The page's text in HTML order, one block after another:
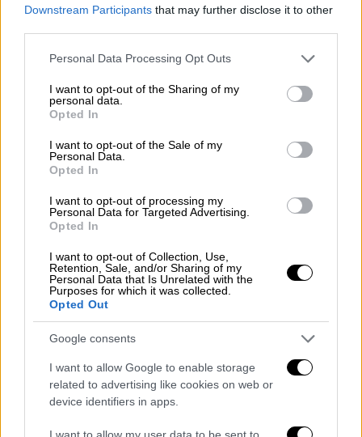
Downstream Participants that may further disclose it to other
Please note that this website/app uses one or more Google
not limited to your visit or usage behaviour. You may click to
grant or deny consent to Google and its third-party tags to
use your data for below specified purposes in below Google
consent section.
Personal Data Processing Opt Outs
I want to opt-out of the Sharing of my
personal data.
Opted In
I want to opt-out of the Sale of my
Personal Data.
Opted In
I want to opt-out of processing my
Personal Data for Targeted Advertising.
Opted In
I want to opt-out of Collection, Use,
Retention, Sale, and/or Sharing of my
Personal Data that Is Unrelated with the
Purposes for which it was collected.
Opted Out
Google consents
I want to allow Google to enable storage
related to advertising like cookies on web or
device identifiers in apps.
I want to allow my user data to be sent to
Ελλάδα|09.12.2021 18:18
Ελεύθεροι να επιστρέψουν στην Ελλάδα
ο αστυνομικός και η σύντροφός του
αστυνομικός και η σύντροφός του, μετά την
απόφαση του τουρκικού δικαστηρίου στην
εξόδου από την Τουρκία